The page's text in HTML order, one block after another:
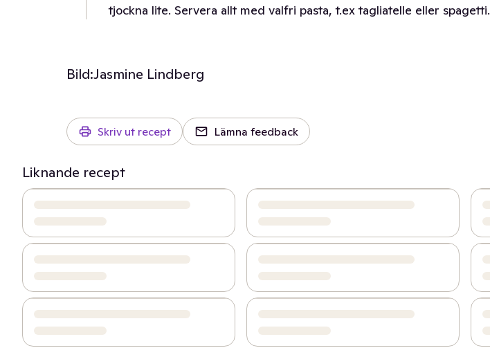
tjockna lite. Servera allt med valfri pasta, t.ex tagliatelle eller spagetti.
Bild:Jasmine Lindberg
Skriv ut recept Lämna feedback
Liknande recept